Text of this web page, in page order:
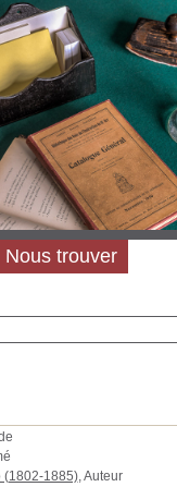
(1802-1885), Auteur
Nous trouver